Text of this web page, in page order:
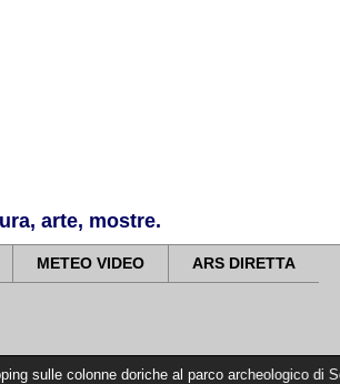
arte, mostre.
METEO VIDEO ARS DIRETTA
doriche al parco archeologico di Selinunte